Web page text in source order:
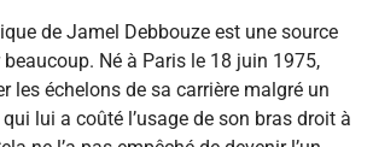
de Jamel Debbouze est une source
Né à Paris le 18 juin 1975,
les échelons de sa carrière malgré un
lui a coûté l’usage de son bras droit à